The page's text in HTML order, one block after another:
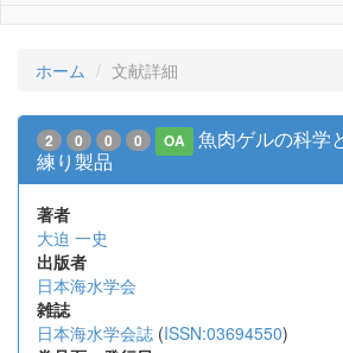
ホーム 文献詳細
2 0 0 0 OA
魚肉ゲルの科学
練り製品
著者
大迫 一史
出版者
日本海水学会
雑誌
日本海水学会誌 (ISSN:03694550)